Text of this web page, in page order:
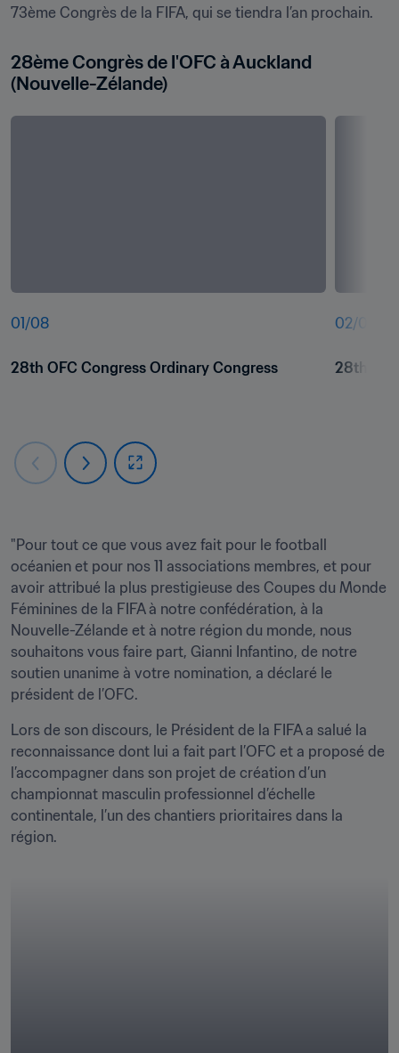
73ème Congrès de la FIFA, qui se tiendra l’an prochain.
28ème Congrès de l'OFC à Auckland
(Nouvelle-Zélande)
01 /08
28th OFC Congress Ordinary Congress
02/08
28th
"Pour tout ce que vous avez fait pour le football
océanien et pour nos 11 associations membres, et pour
avoir attribué la plus prestigieuse des Coupes du Monde
Féminines de la FIFA à notre confédération, à la
Nouvelle-Zélande et à notre région du monde, nous
souhaitons vous faire part, Gianni Infantino, de notre
soutien unanime à votre nomination, a déclaré le
président de l’OFC.
Lors de son discours, le Président de la FIFA a salué la
reconnaissance dont lui a fait part l’OFC et a proposé de
l’accompagner dans son projet de création d’un
championnat masculin professionnel d’échelle
continentale, l’un des chantiers prioritaires dans la
région.